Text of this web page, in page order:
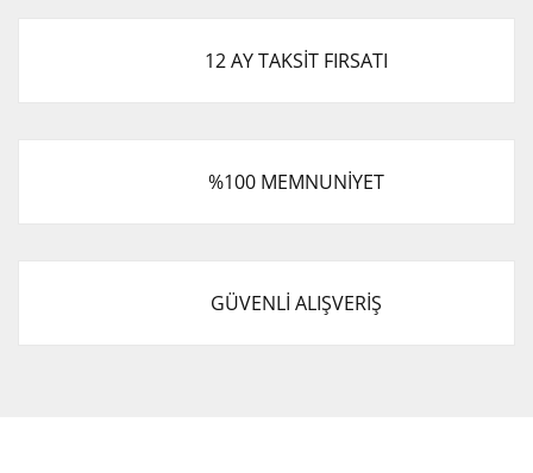
12 AY TAKSİT FIRSATI
%100 MEMNUNİYET
GÜVENLİ ALIŞVERİŞ